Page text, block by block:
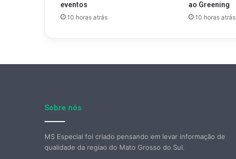
eventos
10 horas atrás
ao Greening
10 horas atrás
Sobre nós
MS Especial foi criado pensando em levar informação de
qualidade da regiao do Mato Grosso do Sul.